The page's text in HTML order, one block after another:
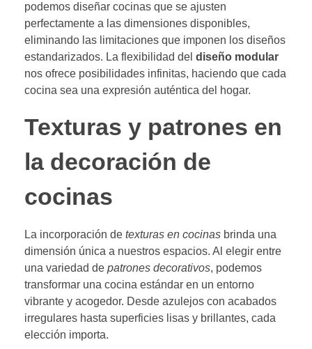
podemos diseñar cocinas que se ajusten
perfectamente a las dimensiones disponibles,
eliminando las limitaciones que imponen los diseños
estandarizados. La flexibilidad del diseño modular
nos ofrece posibilidades infinitas, haciendo que cada
cocina sea una expresión auténtica del hogar.
Texturas y patrones en
la decoración de
cocinas
La incorporación de texturas en cocinas brinda una
dimensión única a nuestros espacios. Al elegir entre
una variedad de patrones decorativos, podemos
transformar una cocina estándar en un entorno
vibrante y acogedor. Desde azulejos con acabados
irregulares hasta superficies lisas y brillantes, cada
elección importa.